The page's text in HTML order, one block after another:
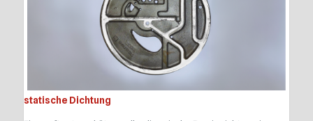
statische Dichtung